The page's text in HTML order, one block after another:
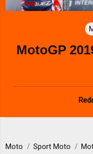
MotoGP
Moto Sport Moto